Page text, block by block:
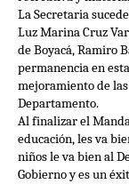
La Secretaria
Luz Marina Cruz
de Boyacá, Ramiro
permanencia en
mejoramiento de
Departamento.
Al finalizar el
educación, les va
niños le va bien al
Gobierno y es un